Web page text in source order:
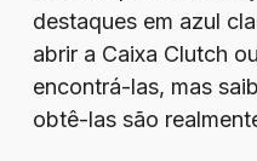
destaques em azul
abrir a Caixa Clutch
encontrá-las, mas
obtê-las são